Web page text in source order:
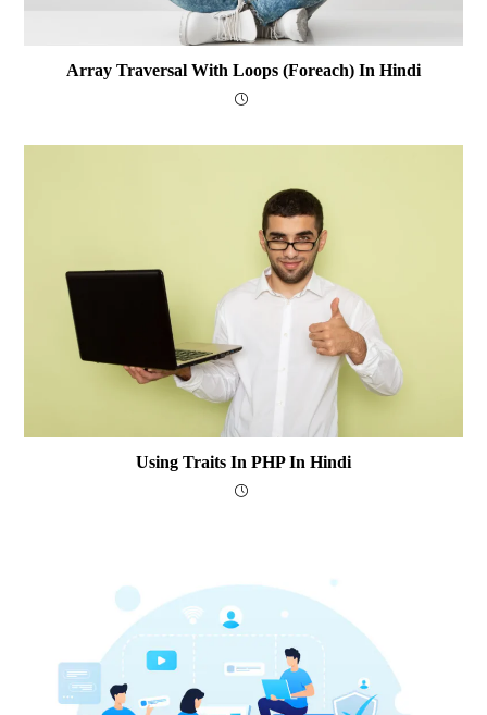
Array Traversal With Loops (foreach) In Hindi
Using Traits In PHP In Hindi